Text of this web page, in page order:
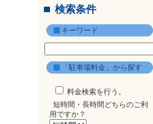
検索条件
キーワード
「駐車場料金」から探す
料金検索を行う。
短時間・長時間どちらのご利
用ですか？